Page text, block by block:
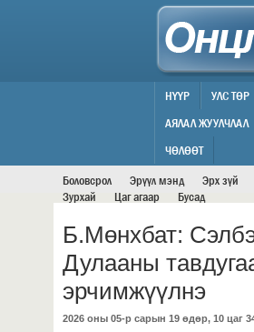
НИЙГЭМ
НҮҮР УЛС ТӨР
АЯЛАЛ ЖУУЛЧЛАЛ
ЧӨЛӨӨТ
Боловсрол
Эрүүл мэнд Эрх зүй
Зурхай
Цаг агаар Бусад
Б.Мөнхбат:
Дулааны
эрчимжүүлнэ
2026 оны 05-р сарын 19 өдөр, 10 цаг